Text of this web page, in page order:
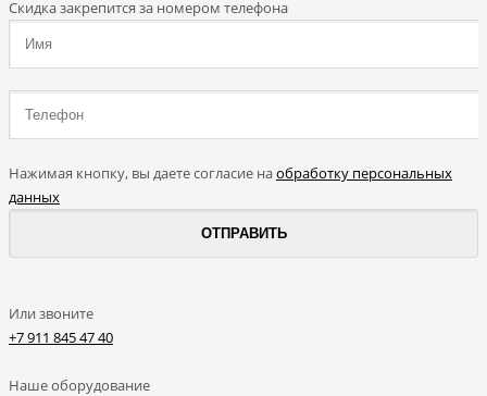
Скидка закрепится за номером телефона
Нажимая кнопку, вы даете согласие наобработку персональных
данных
Или звоните
+7 911 845 47 40
Наше оборудование